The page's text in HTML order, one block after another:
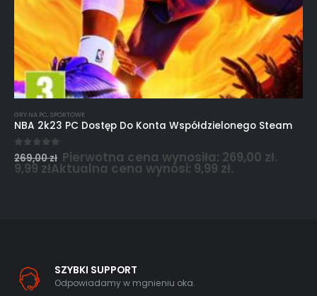
GRY NA PC, SPORTOWE
NBA 2k23 PC Dostęp Do Konta Współdzielonego Steam
0out of 5
269,00zł Pierwotna cena wynosiła: 269,00 zł.
9,99 złAktualna cena wynosi: 9,99 zł.
SZYBKI SUPPORT
Odpowiadamy w mgnieniu oka.